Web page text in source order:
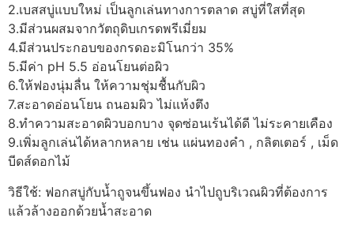
2.เบสสบู่แบบใหม่ เป็นลูกเล่นทางการตลาด สบู่ที่ใสที่สุด
3.มีส่วนผสมจากวัตถุดิบเกรดพรีเมี่ยม
4.มีส่วนประกอบของกรดอะมิโนกว่า 35%
5.มีค่า pH 5.5 อ่อนโยนต่อผิว
6.ให้ฟองนุ่มลื่น ให้ความชุ่มชื้นกับผิว
7.สะอาดอ่อนโยน ถนอมผิว ไม่แห้งตึง
8.ทำความสะอาดผิวบอกบาง จุดซ่อนเร้นได้ดี ไม่ระคายเคือง
9.เพิ่มลูกเล่นได้หลากหลาย เช่น แผ่นทองคำ , กลิตเตอร์ , เม็ด
บีดส์ดอกไม้
วิธีใช้: ฟอกสบู่กับน้ำถูจนขึ้นฟอง นำไปถูบริเวณผิวที่ต้องการ
แล้วล้างออกด้วยน้ำสะอาด